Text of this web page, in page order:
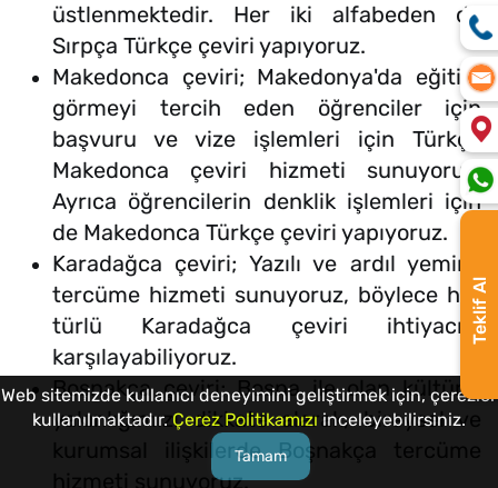
üstlenmektedir. Her iki alfabeden de
Sırpça Türkçe çeviri yapıyoruz.
Makedonca çeviri; Makedonya'da eğitim
görmeyi tercih eden öğrenciler için
başvuru ve vize işlemleri için Türkçe
Makedonca çeviri hizmeti sunuyoruz.
Ayrıca öğrencilerin denklik işlemleri için
de Makedonca Türkçe çeviri yapıyoruz.
Karadağca çeviri; Yazılı ve ardıl yeminli
tercüme hizmeti sunuyoruz, böylece her
türlü Karadağca çeviri ihtiyacını
karşılayabiliyoruz.
Boşnakça çeviri; Bosna ile olan kültürel
yakınlığımızı dikkate alarak, bireysel ve
kurumsal ilişkilerde Boşnakça tercüme
hizmeti sunuyoruz.
Teklif Al
Web sitemizde kullanıcı deneyimini geliştirmek için, çerezler
kullanılmaktadır. Çerez Politikamızı inceleyebilirsiniz.
Tamam